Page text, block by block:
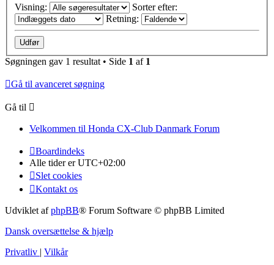
Visning:
Sorter efter:
Retning:
Søgningen gav 1 resultat • Side 1 af 1
Gå til avanceret søgning
Gå til
Velkommen til Honda CX-Club Danmark Forum
Boardindeks
Alle tider erUTC+02:00
Slet cookies
Kontakt os
Udviklet afphpBB® Forum Software © phpBB Limited
Dansk oversættelse & hjælp
Privatliv
Vilkår